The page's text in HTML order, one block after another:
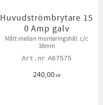
Huvudströmbrytare 15
0 Amp galv
Mått mellan monteringshål: c/c
38mm
A67575
240,00KR